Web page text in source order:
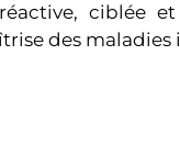
ciblée
des maladies